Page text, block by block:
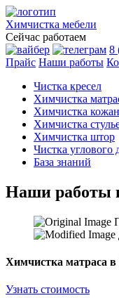
Химчистка мебели
Сейчас работаем
8
Прайс Наши работы
Чистка кресел
Химчистка
Химчистка
Химчистка
Химчистка штор
Чистка углового
База знаний
Наши работы
Химчистка матраса в
Узнать стоимость